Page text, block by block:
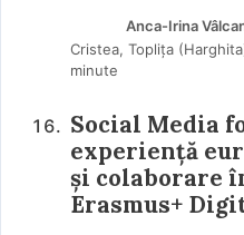
Anca-Irina
Cristea, Toplița
minute
Social Media
experiență
și colaborare
Erasmus+